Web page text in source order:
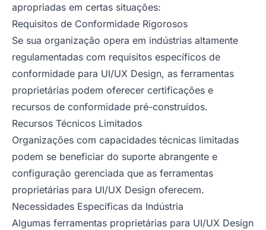
apropriadas em certas situações:
Requisitos de Conformidade Rigorosos
Se sua organização opera em indústrias altamente
regulamentadas com requisitos específicos de
conformidade para UI/UX Design, as ferramentas
proprietárias podem oferecer certificações e
recursos de conformidade pré-construídos.
Recursos Técnicos Limitados
Organizações com capacidades técnicas limitadas
podem se beneficiar do suporte abrangente e
configuração gerenciada que as ferramentas
proprietárias para UI/UX Design oferecem.
Necessidades Específicas da Indústria
Algumas ferramentas proprietárias para UI/UX Design